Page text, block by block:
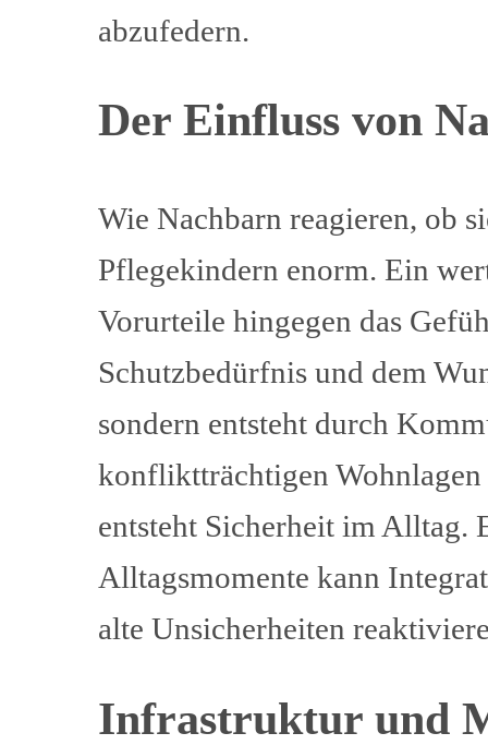
abzufedern.
Der Einfluss von
Wie Nachbarn reagieren, ob
Pflegekindern enorm. Ein
Vorurteile hingegen das
Schutzbedürfnis und dem
sondern entsteht durch
konfliktträchtigen Wohnlagen
entsteht Sicherheit im Alltag.
Alltagsmomente kann
alte Unsicherheiten
Infrastruktur und